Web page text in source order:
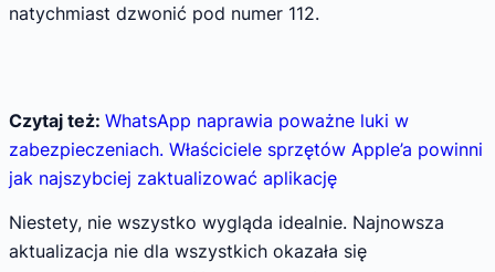
natychmiast dzwonić pod numer 112.
Czytaj też: WhatsApp naprawia poważne luki w
zabezpieczeniach. Właściciele sprzętów Apple’a powinni
jak najszybciej zaktualizować aplikację
Niestety, nie wszystko wygląda idealnie. Najnowsza
aktualizacja nie dla wszystkich okazała się